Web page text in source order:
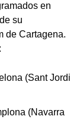
en
su
de Cartagena.
(Sant Jordi
(Navarra